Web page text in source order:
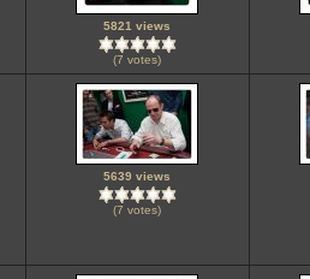
5821 views
(7 votes)
5639 views
(7 votes)